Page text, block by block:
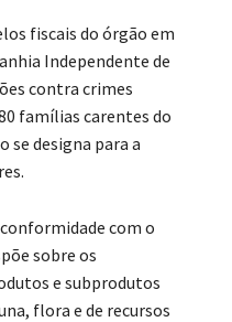
fiscais do órgão em
Independente de
contra crimes
famílias carentes do
se designa para a
com o
sobre os
e subprodutos
flora e de recursos